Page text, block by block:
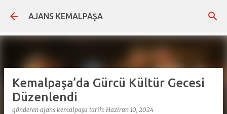
Ana içeriğe atla
AJANS KEMALPAŞA
Kemalpaşa’da Gürcü Kültür Gecesi
Düzenlendi
gönderen ajans kemalpaşa tarih: Haziran 10, 2024